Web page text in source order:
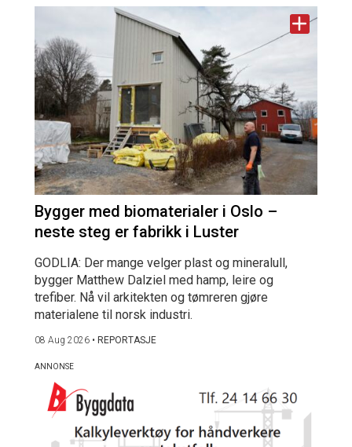
Bygger med biomaterialer i Oslo –
neste steg er fabrikk i Luster
GODLIA: Der mange velger plast og mineralull,
bygger Matthew Dalziel med hamp, leire og
trefiber. Nå vil arkitekten og tømreren gjøre
materialene til norsk industri.
08 Aug 2026 • REPORTASJE